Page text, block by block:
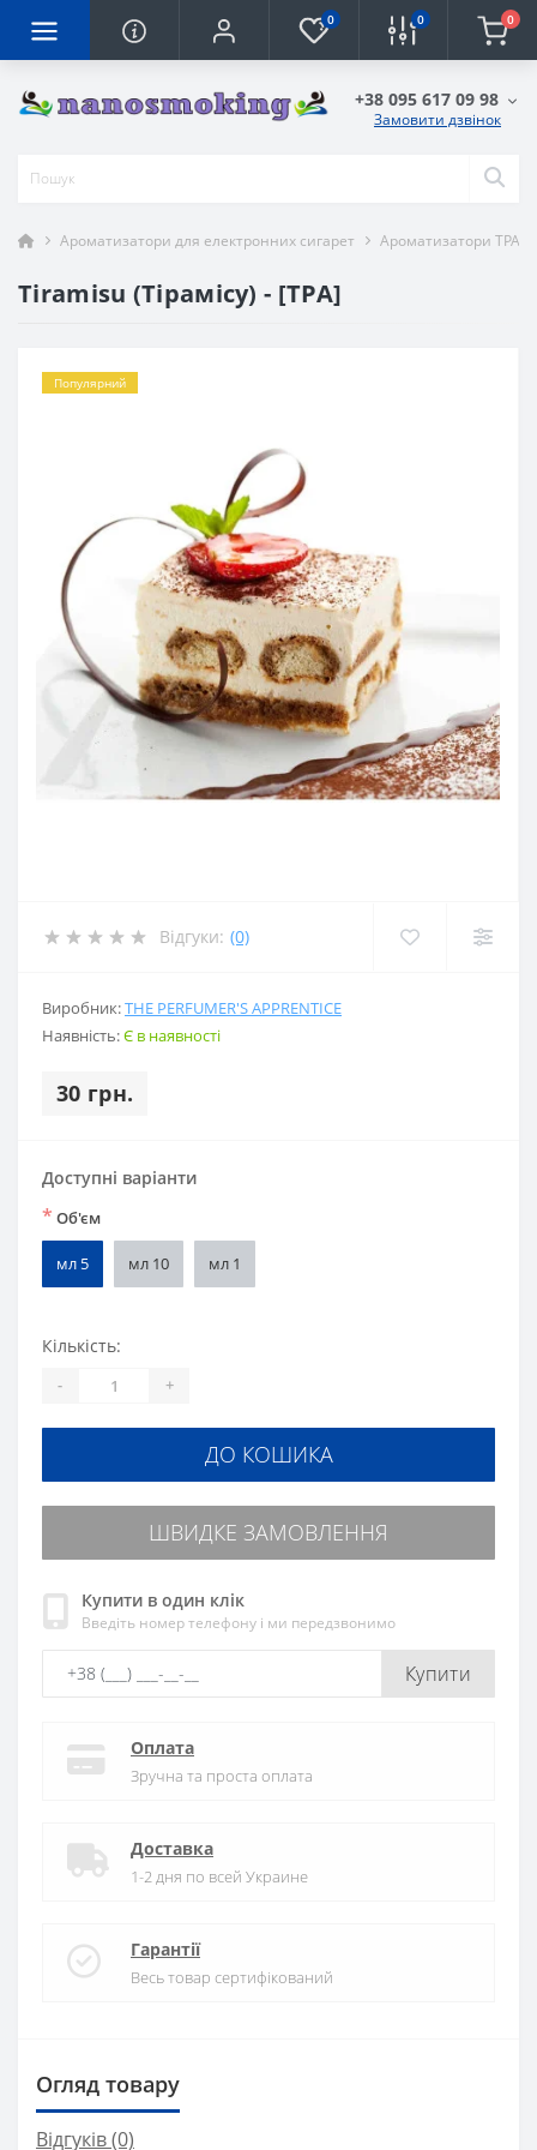
0 0 0
+38 095 617 09 98
Замовити дзвінок
Ароматизатори для електронних сигарет Ароматизатори TPA
Tiramisu (Тірамісу) - [TPA]
Популярний
Відгуки: (0)
Виробник:THE PERFUMER'S APPRENTICE
Наявність:Є в наявності
30 грн.
Доступні варіанти
* Об'єм
мл 5 мл 10 мл 1
Кількість:
- +
ДО КОШИКА
ШВИДКЕ ЗАМОВЛЕННЯ
Купити в один клік
Введіть номер телефону і ми передзвонимо
Купити
Оплата
Зручна та проста оплата
Доставка
1-2 дня по всей Украине
Гарантії
Весь товар сертифікований
Огляд товару
Відгуків (0)